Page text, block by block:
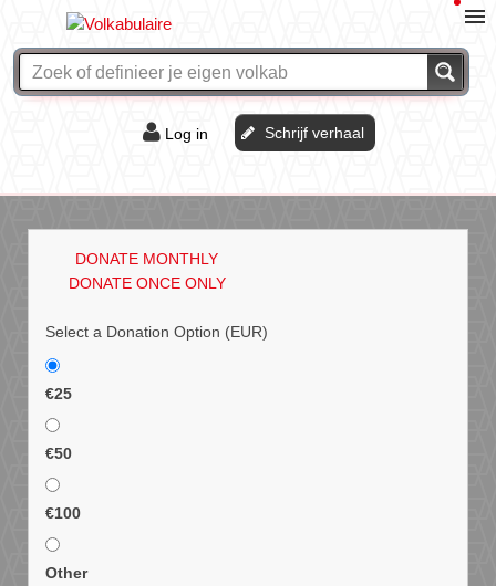
Log in Schrijf verhaal
DONATE MONTHLY
DONATE ONCE ONLY
Select a Donation Option (EUR)
€25
€50
€100
Other